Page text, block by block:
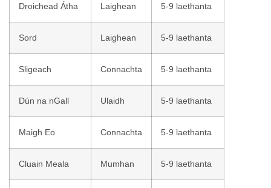
Droichead Átha Laighean 5-9 laethanta
Sord Laighean 5-9 laethanta
Sligeach Connachta 5-9 laethanta
Dún na nGall Ulaidh 5-9 laethanta
Maigh Eo Connachta 5-9 laethanta
Cluain Meala Mumhan 5-9 laethanta